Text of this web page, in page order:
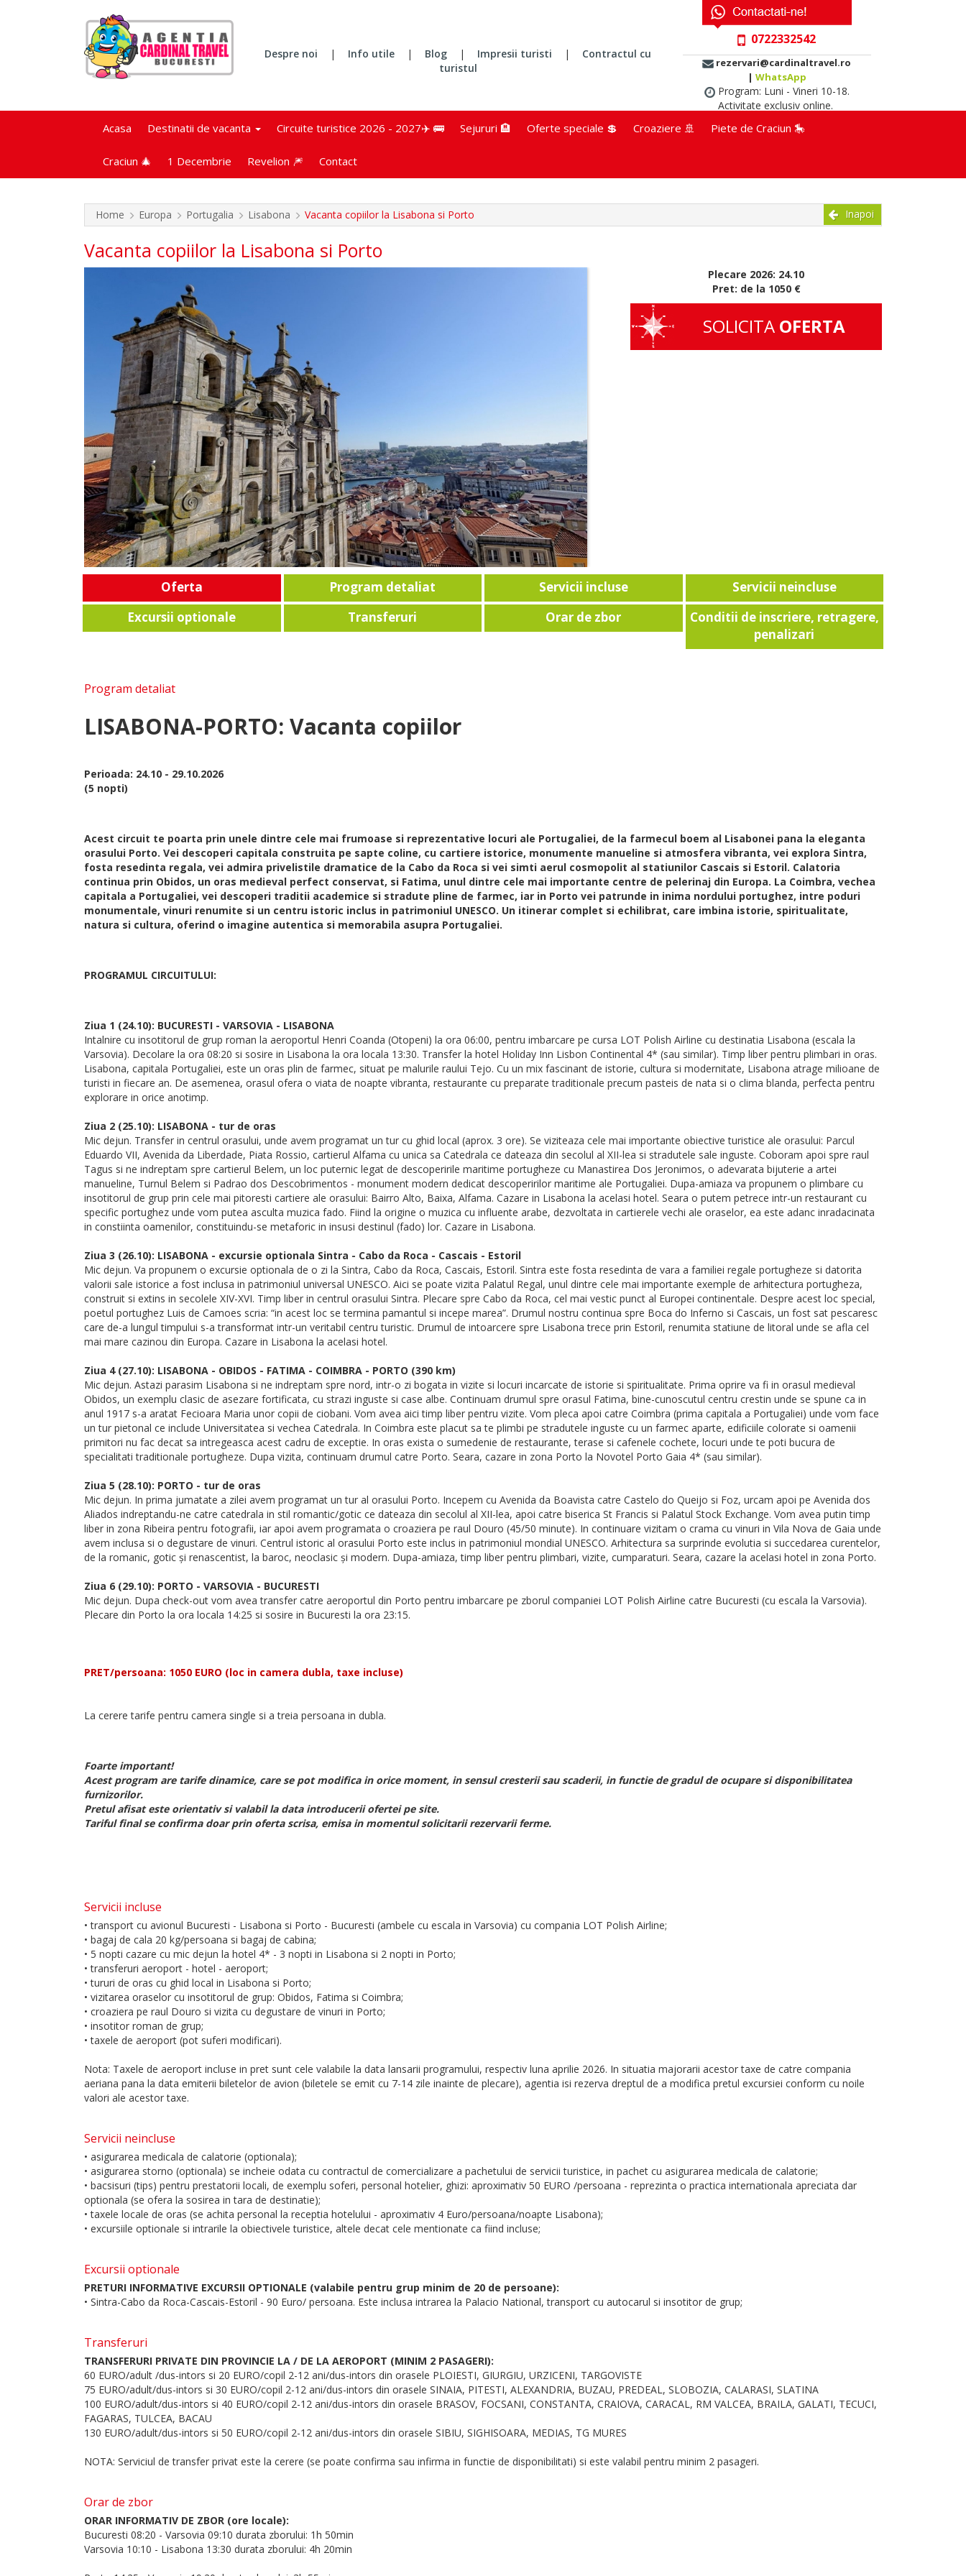
Despre noi | Info utile | Blog | Impresii turisti |
Contractul cu
turistul
0722332542
rezervari@cardinaltravel.ro
| WhatsApp
Program: Luni - Vineri 10-18.
Activitate exclusiv online.
Acasa Destinatii de vacanta Circuite turistice 2026 - 2027✈️ 🚌 Sejururi 🏨 Oferte speciale 💲 Croaziere 🚢 Piete de Craciun 🎠
Craciun 🎄 1 Decembrie Revelion 🎆 Contact
Home Europa Portugalia Lisabona Vacanta copiilor la Lisabona si Porto Inapoi
Vacanta copiilor la Lisabona si Porto
Plecare 2026: 24.10
Pret: de la 1050 €
SOLICITA OFERTA
Oferta Program detaliat Servicii incluse
Servicii neincluse
Excursii optionale
Transferuri Orar de zbor
Conditii de inscriere, retragere,
penalizari
Program detaliat
LISABONA-PORTO: Vacanta copiilor
Perioada: 24.10 - 29.10.2026
(5 nopti)
Acest circuit te poarta prin unele dintre cele mai frumoase si reprezentative locuri ale Portugaliei, de la farmecul boem al Lisabonei pana la eleganta
orasului Porto. Vei descoperi capitala construita pe sapte coline, cu cartiere istorice, monumente manueline si atmosfera vibranta, vei explora Sintra,
fosta resedinta regala, vei admira privelistile dramatice de la Cabo da Roca si vei simti aerul cosmopolit al statiunilor Cascais si Estoril. Calatoria
continua prin Obidos, un oras medieval perfect conservat, si Fatima, unul dintre cele mai importante centre de pelerinaj din Europa. La Coimbra, vechea
capitala a Portugaliei, vei descoperi traditii academice si stradute pline de farmec, iar in Porto vei patrunde in inima nordului portughez, intre poduri
monumentale, vinuri renumite si un centru istoric inclus in patrimoniul UNESCO. Un itinerar complet si echilibrat, care imbina istorie, spiritualitate,
natura si cultura, oferind o imagine autentica si memorabila asupra Portugaliei.
PROGRAMUL CIRCUITULUI:
Ziua 1 (24.10): BUCURESTI - VARSOVIA - LISABONA
Intalnire cu insotitorul de grup roman la aeroportul Henri Coanda (Otopeni) la ora 06:00, pentru imbarcare pe cursa LOT Polish Airline cu destinatia Lisabona (escala la
Varsovia). Decolare la ora 08:20 si sosire in Lisabona la ora locala 13:30. Transfer la hotel Holiday Inn Lisbon Continental 4* (sau similar). Timp liber pentru plimbari in oras.
Lisabona, capitala Portugaliei, este un oras plin de farmec, situat pe malurile raului Tejo. Cu un mix fascinant de istorie, cultura si modernitate, Lisabona atrage milioane de
turisti in fiecare an. De asemenea, orasul ofera o viata de noapte vibranta, restaurante cu preparate traditionale precum pasteis de nata si o clima blanda, perfecta pentru
explorare in orice anotimp.
Ziua 2 (25.10): LISABONA - tur de oras
Mic dejun. Transfer in centrul orasului, unde avem programat un tur cu ghid local (aprox. 3 ore). Se viziteaza cele mai importante obiective turistice ale orasului: Parcul
Eduardo VII, Avenida da Liberdade, Piata Rossio, cartierul Alfama cu unica sa Catedrala ce dateaza din secolul al XII-lea si stradutele sale inguste. Coboram apoi spre raul
Tagus si ne indreptam spre cartierul Belem, un loc puternic legat de descoperirile maritime portugheze cu Manastirea Dos Jeronimos, o adevarata bijuterie a artei
manueline, Turnul Belem si Padrao dos Descobrimentos - monument modern dedicat descoperirilor maritime ale Portugaliei. Dupa-amiaza va propunem o plimbare cu
insotitorul de grup prin cele mai pitoresti cartiere ale orasului: Bairro Alto, Baixa, Alfama. Cazare in Lisabona la acelasi hotel. Seara o putem petrece intr-un restaurant cu
specific portughez unde vom putea asculta muzica fado. Fiind la origine o muzica cu influente arabe, dezvoltata in cartierele vechi ale oraselor, ea este adanc inradacinata
in constiinta oamenilor, constituindu-se metaforic in insusi destinul (fado) lor. Cazare in Lisabona.
Ziua 3 (26.10): LISABONA - excursie optionala Sintra - Cabo da Roca - Cascais - Estoril
Mic dejun. Va propunem o excursie optionala de o zi la Sintra, Cabo da Roca, Cascais, Estoril. Sintra este fosta resedinta de vara a familiei regale portugheze si datorita
valorii sale istorice a fost inclusa in patrimoniul universal UNESCO. Aici se poate vizita Palatul Regal, unul dintre cele mai importante exemple de arhitectura portugheza,
construit si extins in secolele XIV-XVI. Timp liber in centrul orasului Sintra. Plecare spre Cabo da Roca, cel mai vestic punct al Europei continentale. Despre acest loc special,
poetul portughez Luis de Camoes scria: “in acest loc se termina pamantul si incepe marea”. Drumul nostru continua spre Boca do Inferno si Cascais, un fost sat pescaresc
care de-a lungul timpului s-a transformat intr-un veritabil centru turistic. Drumul de intoarcere spre Lisabona trece prin Estoril, renumita statiune de litoral unde se afla cel
mai mare cazinou din Europa. Cazare in Lisabona la acelasi hotel.
Ziua 4 (27.10): LISABONA - OBIDOS - FATIMA - COIMBRA - PORTO (390 km)
Mic dejun. Astazi parasim Lisabona si ne indreptam spre nord, intr-o zi bogata in vizite si locuri incarcate de istorie si spiritualitate. Prima oprire va fi in orasul medieval
Obidos, un exemplu clasic de asezare fortificata, cu strazi inguste si case albe. Continuam drumul spre orasul Fatima, bine-cunoscutul centru crestin unde se spune ca in
anul 1917 s-a aratat Fecioara Maria unor copii de ciobani. Vom avea aici timp liber pentru vizite. Vom pleca apoi catre Coimbra (prima capitala a Portugaliei) unde vom face
un tur pietonal ce include Universitatea si vechea Catedrala. In Coimbra este placut sa te plimbi pe stradutele inguste cu un farmec aparte, edificiile colorate si oamenii
primitori nu fac decat sa intregeasca acest cadru de exceptie. In oras exista o sumedenie de restaurante, terase si cafenele cochete, locuri unde te poti bucura de
specialitati traditionale portugheze. Dupa vizita, continuam drumul catre Porto. Seara, cazare in zona Porto la Novotel Porto Gaia 4* (sau similar).
Ziua 5 (28.10): PORTO - tur de oras
Mic dejun. In prima jumatate a zilei avem programat un tur al orasului Porto. Incepem cu Avenida da Boavista catre Castelo do Queijo si Foz, urcam apoi pe Avenida dos
Aliados indreptandu-ne catre catedrala in stil romantic/gotic ce dateaza din secolul al XII-lea, apoi catre biserica St Francis si Palatul Stock Exchange. Vom avea putin timp
liber in zona Ribeira pentru fotografii, iar apoi avem programata o croaziera pe raul Douro (45/50 minute). In continuare vizitam o crama cu vinuri in Vila Nova de Gaia unde
avem inclusa si o degustare de vinuri. Centrul istoric al orasului Porto este inclus in patrimoniul mondial UNESCO. Arhitectura sa surprinde evolutia si succedarea curentelor,
de la romanic, gotic și renascentist, la baroc, neoclasic și modern. Dupa-amiaza, timp liber pentru plimbari, vizite, cumparaturi. Seara, cazare la acelasi hotel in zona Porto.
Ziua 6 (29.10): PORTO - VARSOVIA - BUCURESTI
Mic dejun. Dupa check-out vom avea transfer catre aeroportul din Porto pentru imbarcare pe zborul companiei LOT Polish Airline catre Bucuresti (cu escala la Varsovia).
Plecare din Porto la ora locala 14:25 si sosire in Bucuresti la ora 23:15.
PRET/persoana: 1050 EURO (loc in camera dubla, taxe incluse)
La cerere tarife pentru camera single si a treia persoana in dubla.
Foarte important!
Acest program are tarife dinamice, care se pot modifica in orice moment, in sensul cresterii sau scaderii, in functie de gradul de ocupare si disponibilitatea
furnizorilor.
Pretul afisat este orientativ si valabil la data introducerii ofertei pe site.
Tariful final se confirma doar prin oferta scrisa, emisa in momentul solicitarii rezervarii ferme.
Servicii incluse
• transport cu avionul Bucuresti - Lisabona si Porto - Bucuresti (ambele cu escala in Varsovia) cu compania LOT Polish Airline;
• bagaj de cala 20 kg/persoana si bagaj de cabina;
• 5 nopti cazare cu mic dejun la hotel 4* - 3 nopti in Lisabona si 2 nopti in Porto;
• transferuri aeroport - hotel - aeroport;
• tururi de oras cu ghid local in Lisabona si Porto;
• vizitarea oraselor cu insotitorul de grup: Obidos, Fatima si Coimbra;
• croaziera pe raul Douro si vizita cu degustare de vinuri in Porto;
• insotitor roman de grup;
• taxele de aeroport (pot suferi modificari).
Nota: Taxele de aeroport incluse in pret sunt cele valabile la data lansarii programului, respectiv luna aprilie 2026. In situatia majorarii acestor taxe de catre compania
aeriana pana la data emiterii biletelor de avion (biletele se emit cu 7-14 zile inainte de plecare), agentia isi rezerva dreptul de a modifica pretul excursiei conform cu noile
valori ale acestor taxe.
Servicii neincluse
• asigurarea medicala de calatorie (optionala);
• asigurarea storno (optionala) se incheie odata cu contractul de comercializare a pachetului de servicii turistice, in pachet cu asigurarea medicala de calatorie;
• bacsisuri (tips) pentru prestatorii locali, de exemplu soferi, personal hotelier, ghizi: aproximativ 50 EURO /persoana - reprezinta o practica internationala apreciata dar
optionala (se ofera la sosirea in tara de destinatie);
• taxele locale de oras (se achita personal la receptia hotelului - aproximativ 4 Euro/persoana/noapte Lisabona);
• excursiile optionale si intrarile la obiectivele turistice, altele decat cele mentionate ca fiind incluse;
Excursii optionale
PRETURI INFORMATIVE EXCURSII OPTIONALE (valabile pentru grup minim de 20 de persoane):
• Sintra-Cabo da Roca-Cascais-Estoril - 90 Euro/ persoana. Este inclusa intrarea la Palacio National, transport cu autocarul si insotitor de grup;
Transferuri
TRANSFERURI PRIVATE DIN PROVINCIE LA / DE LA AEROPORT (MINIM 2 PASAGERI):
60 EURO/adult /dus-intors si 20 EURO/copil 2-12 ani/dus-intors din orasele PLOIESTI, GIURGIU, URZICENI, TARGOVISTE
75 EURO/adult/dus-intors si 30 EURO/copil 2-12 ani/dus-intors din orasele SINAIA, PITESTI, ALEXANDRIA, BUZAU, PREDEAL, SLOBOZIA, CALARASI, SLATINA
100 EURO/adult/dus-intors si 40 EURO/copil 2-12 ani/dus-intors din orasele BRASOV, FOCSANI, CONSTANTA, CRAIOVA, CARACAL, RM VALCEA, BRAILA, GALATI, TECUCI,
FAGARAS, TULCEA, BACAU
130 EURO/adult/dus-intors si 50 EURO/copil 2-12 ani/dus-intors din orasele SIBIU, SIGHISOARA, MEDIAS, TG MURES
NOTA: Serviciul de transfer privat este la cerere (se poate confirma sau infirma in functie de disponibilitati) si este valabil pentru minim 2 pasageri.
Orar de zbor
ORAR INFORMATIV DE ZBOR (ore locale):
Bucuresti 08:20 - Varsovia 09:10 durata zborului: 1h 50min
Varsovia 10:10 - Lisabona 13:30 durata zborului: 4h 20min